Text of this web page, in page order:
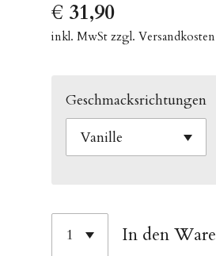
€ 31,90
inkl. MwSt zzgl. Versandkosten
Geschmacksrichtungen
In den